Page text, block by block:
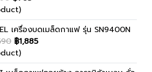
เครื่องบดเมล็ดกาแฟ รุ่น SN9400N
฿1,885